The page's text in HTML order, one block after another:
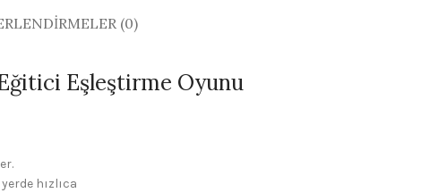
(0)
Eğitici Eşleştirme Oyunu
hızlıca